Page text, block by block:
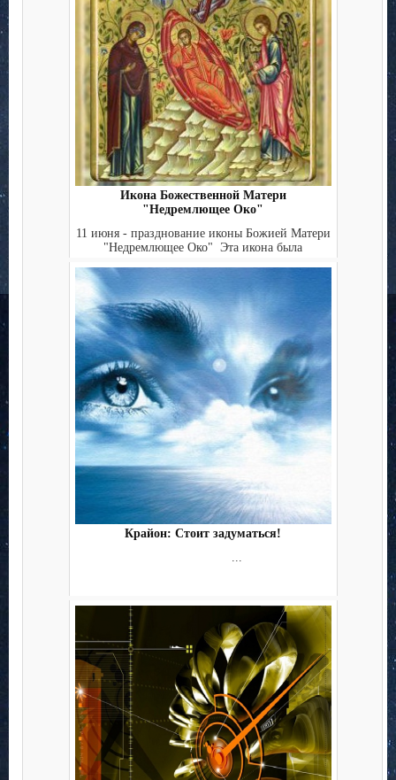
Икона Божественной Матери
"Недремлющее Око"
11 июня - празднование иконы Божией Матери
"Недремлющее Око" Эта икона была
Крайон: Стоит задуматься!